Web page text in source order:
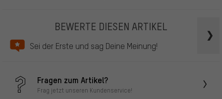
BEWERTE DIESEN ARTIKEL
Sei der Erste und sag Deine Meinung!
Fragen zum Artikel?
Frag jetzt unseren Kundenservice!